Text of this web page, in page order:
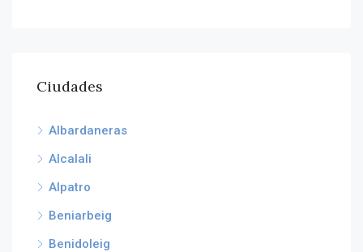
Ciudades
Albardaneras
Alcalali
Alpatro
Beniarbeig
Benidoleig